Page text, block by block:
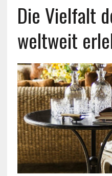
Die Vielfalt
weltweit